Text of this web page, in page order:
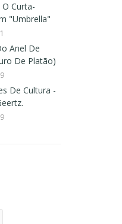
Curta-
"Umbrella"
Anel De
De Platão)
De Cultura -